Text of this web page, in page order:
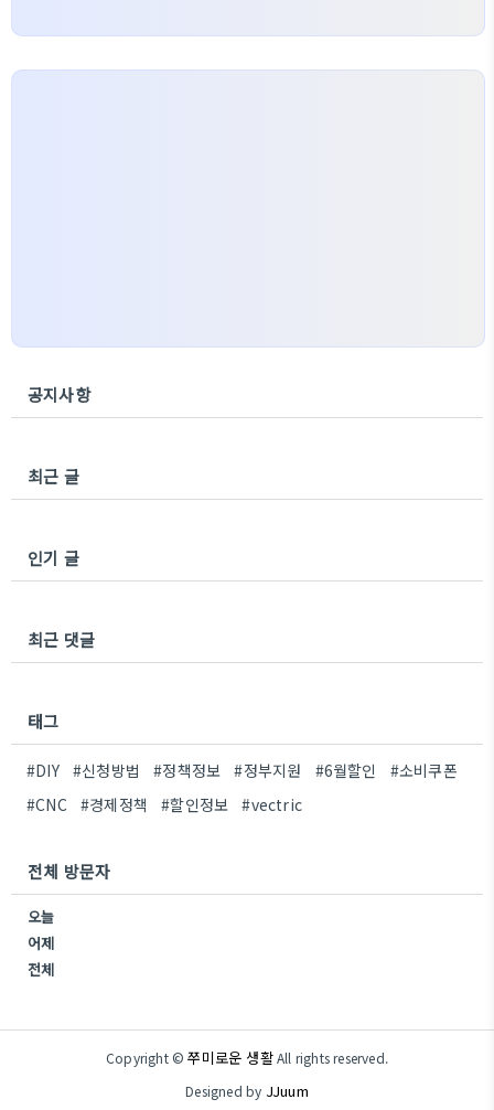
공지사항
최근 글
인기 글
최근 댓글
태그
#DIY #신청방법 #정책정보 #정부지원 #6월할인
#소비쿠폰
#CNC
#경제정책 #할인정보 #vectric
전체 방문자
오늘
어제
전체
Copyright ©쭈미로운 생활All rights reserved.
Designed by JJuum